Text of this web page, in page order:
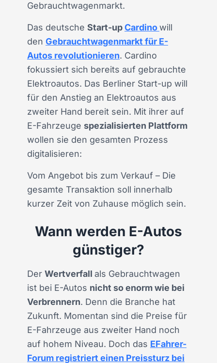
Gebrauchtwagenmarkt.
Das deutsche Start-upCardinowill
den Gebrauchtwagenmarkt für E-
Autos revolutionieren. Cardino
fokussiert sich bereits auf gebrauchte
Elektroautos. Das Berliner Start-up will
für den Anstieg an Elektroautos aus
zweiter Hand bereit sein. Mit ihrer auf
E-Fahrzeuge spezialisierten Plattform
wollen sie den gesamten Prozess
digitalisieren:
Vom Angebot bis zum Verkauf – Die
gesamte Transaktion soll innerhalb
kurzer Zeit von Zuhause möglich sein.
Wann werden E-Autos
günstiger?
Der Wertverfall als Gebrauchtwagen
ist bei E-Autos nicht so enorm wie bei
Verbrennern. Denn die Branche hat
Zukunft. Momentan sind die Preise für
E-Fahrzeuge aus zweiter Hand noch
auf hohem Niveau. Doch das EFahrer-
Forum registriert einen Preissturz bei